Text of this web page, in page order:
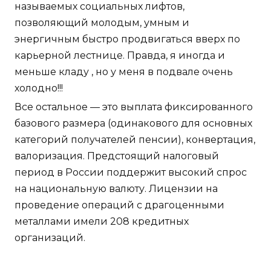
называемых социальных лифтов,
позволяющий молодым, умным и
энергичным быстро продвигаться вверх по
карьерной лестнице. Правда, я иногда и
меньше кладу , но у меня в подвале очень
холодно!!!
Все остальное — это выплата фиксированного
базового размера (одинакового для основных
категорий получателей пенсии), конвертация,
валоризация. Предстоящий налоговый
период в России поддержит высокий спрос
на национальную валюту. Лицензии на
проведение операций с драгоценными
металлами имели 208 кредитных
организаций.